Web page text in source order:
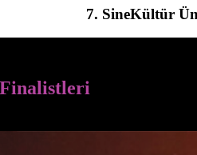
7. SineKültür